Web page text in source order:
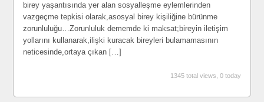
birey yaşantısında yer alan sosyalleşme eylemlerinden
vazgeçme tepkisi olarak,asosyal birey kişiliğine bürünme
zorunluluğu…Zorunluluk dememde ki maksat;bireyin iletişim
yollarını kullanarak,ilişki kuracak bireyleri bulamamasının
neticesinde,ortaya çıkan […]
1345 total views, 0 today